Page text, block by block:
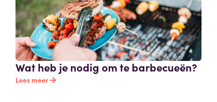
Wat heb je nodig om te barbecueën?
Lees meer